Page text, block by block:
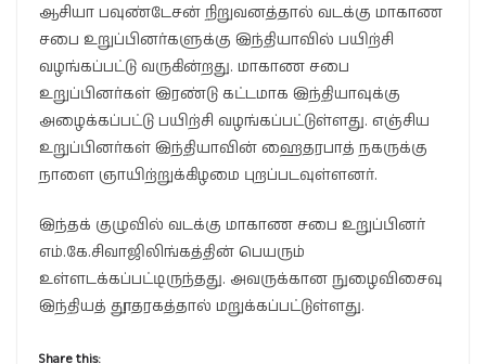
ஆசியா பவுண்டேசன் நிறுவனத்தால் வடக்கு மாகாண
சபை உறுப்பினர்களுக்கு இந்தியாவில் பயிற்சி
வழங்கப்பட்டு வருகின்றது. மாகாண சபை
உறுப்பினர்கள் இரண்டு கட்டமாக இந்தியாவுக்கு
அழைக்கப்பட்டு பயிற்சி வழங்கப்பட்டுள்ளது. எஞ்சிய
உறுப்பினர்கள் இந்தியாவின் ஹைதரபாத் நகருக்கு
நாளை ஞாயிற்றுக்கிழமை புறப்படவுள்ளனர்.
இந்தக் குழுவில் வடக்கு மாகாண சபை உறுப்பினர்
எம்.கே.சிவாஜிலிங்கத்தின் பெயரும்
உள்ளடக்கப்பட்டிருந்தது. அவருக்கான நுழைவிசைவு
இந்தியத் தூதரகத்தால் மறுக்கப்பட்டுள்ளது.
Share this: